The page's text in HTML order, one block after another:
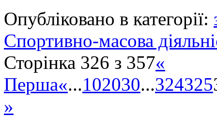
Опубліковано в категорії:
Спортивно-масова
Сторінка 326 з 357«
Перша«...102030...324325
»